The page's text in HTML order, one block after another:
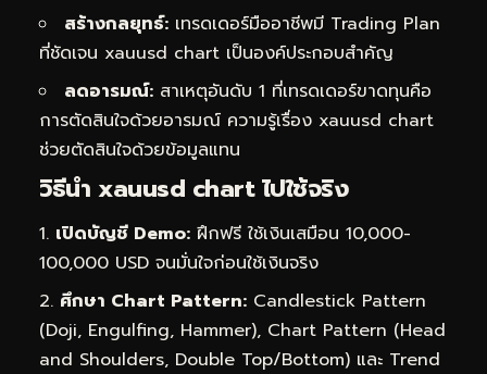
สร้างกลยุทธ์: เทรดเดอร์มืออาชีพมี Trading Plan
ที่ชัดเจน xauusd chart เป็นองค์ประกอบสำคัญ
ลดอารมณ์: สาเหตุอันดับ 1 ที่เทรดเดอร์ขาดทุนคือ
การตัดสินใจด้วยอารมณ์ ความรู้เรื่อง xauusd chart
ช่วยตัดสินใจด้วยข้อมูลแทน
วิธีนำ xauusd chart ไปใช้จริง
เปิดบัญชี Demo: ฝึกฟรี ใช้เงินเสมือน 10,000-
100,000 USD จนมั่นใจก่อนใช้เงินจริง
ศึกษา Chart Pattern: Candlestick Pattern
(Doji, Engulfing, Hammer), Chart Pattern (Head
and Shoulders, Double Top/Bottom) และ Trend